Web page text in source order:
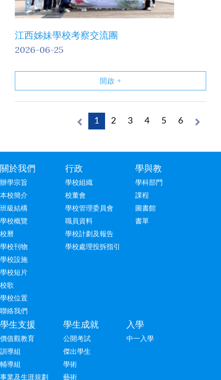
江西姊妹學校考察交流團
2026-06-25
開啟
1 2 3 4 5 6
關於我們
辦學宗旨
本校簡介
班級結構
學校概覽
校曆
學校刊物
學校設施
學校短片
校歌
學校位置
聯絡我們
行政
學校組織
校董會
學校管理委員會
職員資料
學校計劃及報告
學校處理投拆指引
學與教
學科部門
課程
圖書館
書單
學生支援
價值觀教育
訓導組
輔導組
事業及生涯規劃
學生成就
公開考試
傑出學生
學術
藝術
入學
中一入學